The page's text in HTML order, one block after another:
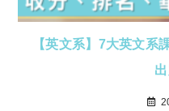
【英文系】7大英文系